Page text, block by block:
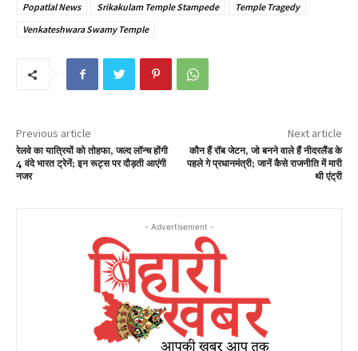
Popatlal News
Srikakulam Temple Stampede
Temple Tragedy
Venkateshwara Swamy Temple
Previous article
रेलवे का यात्रियों को तोहफा, जल्द लॉन्च होंगी
4 वंदे भारत ट्रेनें; इन रूट्स पर दौड़ती आएंगी
नजर
Next article
कौन हैं रॉब जेटन, जो बनने वाले हैं नीदरलैंड के
पहले गे प्रधानमंत्री; जानें कैसे राजनीति में मारी
थी एंट्री
- Advertisement -